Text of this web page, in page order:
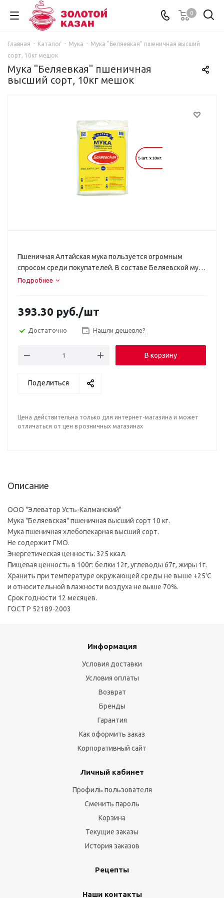
0
Главная - Каталог - Мука - Мука "Беляевкая" пшеничная высший
сорт, 10кг мешок
Мука "Беляевкая" пшеничная
высший сорт, 10кг мешок
Пшеничная Алтайская мука пользуется огромным
спросом среди покупателей. В составе Беляевской муки
содержится достаточное количество витаминов
пшеничной муки получается наиболее вкусной и
Подробнее
393.30 руб./шт
Достаточно Нашли дешевле?
В корзину
Поделиться
Цена действительна только для интернет-магазина и может
отличаться от цен в розничных магазинах
Описание
ООО "Элеватор Усть-Калманский"
Мука "Беляевская" пшеничная высший сорт 10 кг.
Мука пшеничная хлебопекарная высший сорт.
Не содержит ГМО.
Энергетическая ценность: 325 ккал.
Пищевая ценность в 100г: белки 12г, углеводы 67г, жиры 1г.
Хранить при температуре окружающей среды не выше +25'С
и относительной влажности воздуха не выше 70%.
Срок годности 12 месяцев.
ГОСТ Р 52189-2003
Информация
Условия доставки
Условия оплаты
Возврат
Бренды
Гарантия
Как оформить заказ
Корпоративный сайт
Личный кабинет
Профиль пользователя
Сменить пароль
Корзина
Текущие заказы
История заказов
Рецепты
Наши контакты